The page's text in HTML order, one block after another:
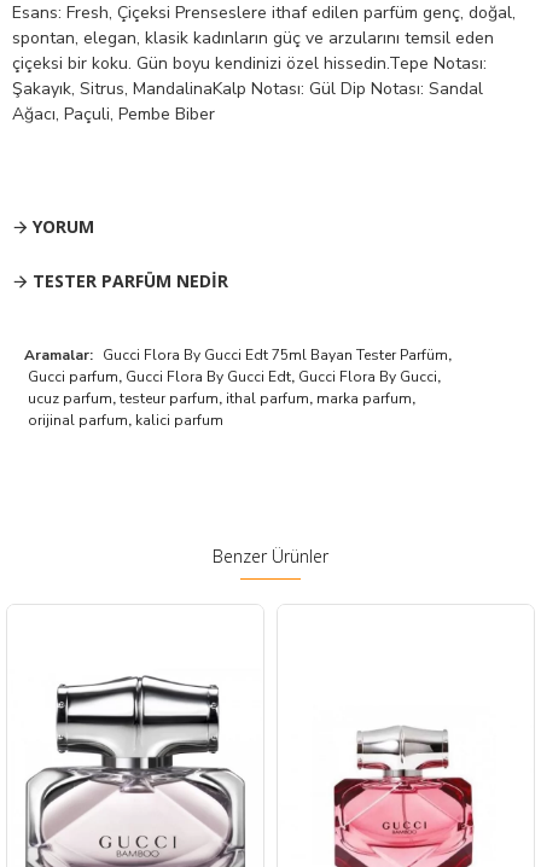
Esans: Fresh, Çiçeksi Prenseslere ithaf edilen parfüm genç, doğal,
spontan, elegan, klasik kadınların güç ve arzularını temsil eden
çiçeksi bir koku. Gün boyu kendinizi özel hissedin.Tepe Notası:
Şakayık, Sitrus, MandalinaKalp Notası: Gül Dip Notası: Sandal
Ağacı, Paçuli, Pembe Biber
YORUM
TESTER PARFÜM NEDIR
Aramalar: Gucci Flora By Gucci Edt 75ml Bayan Tester Parfüm,
Gucci parfum, Gucci Flora By Gucci Edt, Gucci Flora By Gucci,
ucuz parfum,testeur parfum, ithal parfum, marka parfum,
orijinal parfum, kalici parfum
Benzer Ürünler